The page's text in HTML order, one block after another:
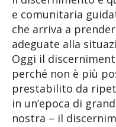
e comunitaria
che arriva a
adeguate alla
Oggi il
perché non è più
prestabilito da
in un’epoca di
nostra – il